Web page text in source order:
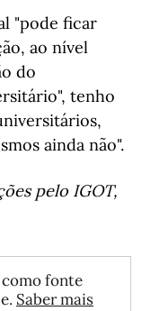
"pode ficar
ao nível
do
tenho
ainda não".
pelo IGOT,
fonte
Saber mais